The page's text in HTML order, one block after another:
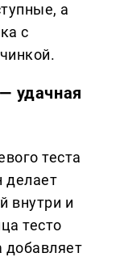
а
с
удачная
теста
делает
внутри и
тесто
добавляет